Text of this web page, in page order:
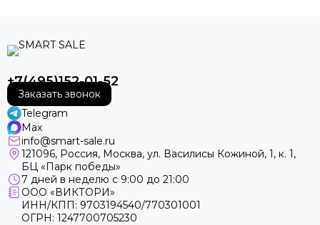
+7(495)152-01-52
Заказать звонок
Telegram
Max
info@smart-sale.ru
121096, Россия, Москва, ул. Василисы Кожиной, 1, к. 1,
БЦ «Парк победы»
7 дней в неделю с 9:00 до 21:00
ООО «ВИКТОРИ»
ИНН/КПП: 9703194540/770301001
ОГРН: 1247700705230